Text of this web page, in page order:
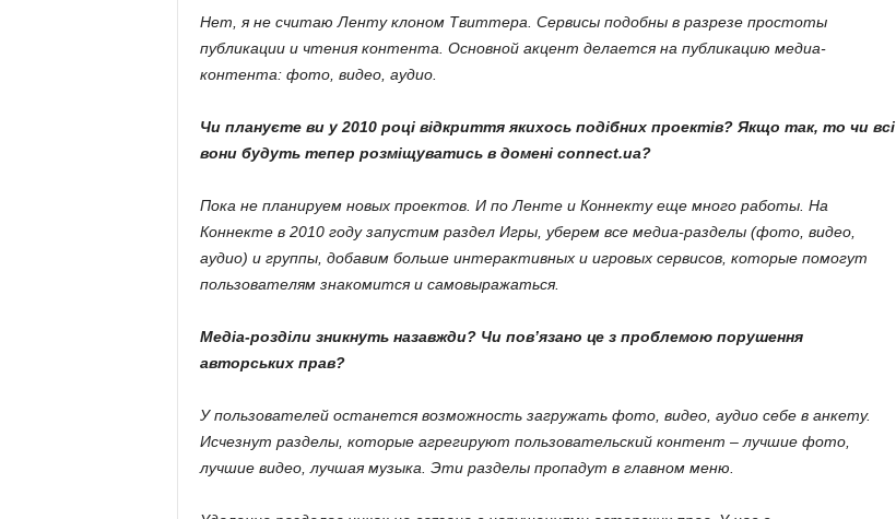
Нет, я не считаю Ленту клоном Твиттера. Сервисы подобны в разрезе простоты
публикации и чтения контента. Основной акцент делается на публикацию медиа-
контента: фото, видео, аудио.
Чи плануєте ви у 2010 році відкриття якихось подібних проектів? Якщо так, то чи всі
вони будуть тепер розміщуватись в домені connect.ua?
Пока не планируем новых проектов. И по Ленте и Коннекту еще много работы. На
Коннекте в 2010 году запустим раздел Игры, уберем все медиа-разделы (фото, видео,
аудио) и группы, добавим больше интерактивных и игровых сервисов, которые помогут
пользователям знакомится и самовыражаться.
Медіа-розділи зникнуть назавжди? Чи пов’язано це з проблемою порушення
авторських прав?
У пользователей останется возможность загружать фото, видео, аудио себе в анкету.
Исчезнут разделы, которые агрегируют пользовательский контент – лучшие фото,
лучшие видео, лучшая музыка. Эти разделы пропадут в главном меню.